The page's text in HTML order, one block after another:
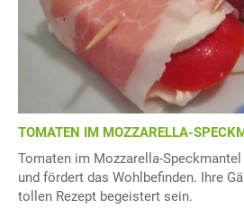
TOMATEN IM MOZZARELLA-
Tomaten im Mozzarella-
und fördert das Wohlbefinden. Ihre
tollen Rezept begeistert sein.